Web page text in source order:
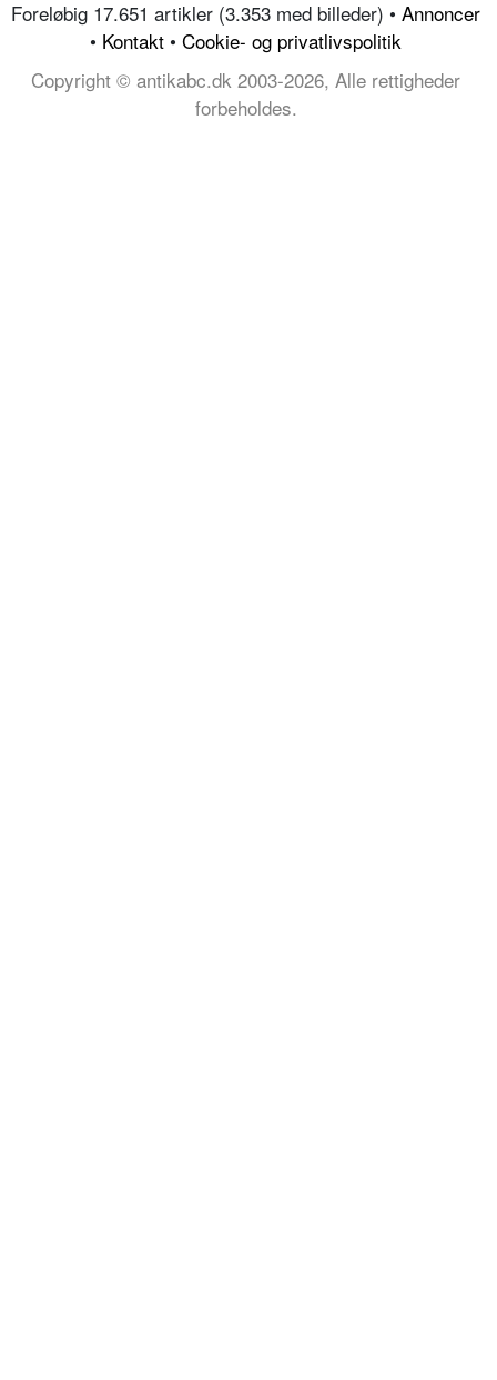
Foreløbig 17.651 artikler (3.353 med billeder) • Annoncer
• Kontakt • Cookie- og privatlivspolitik
Copyright © antikabc.dk 2003-2026, Alle rettigheder
forbeholdes.